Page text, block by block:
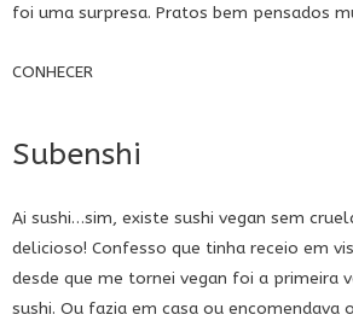
foi uma surpresa. Pratos bem pensados
CONHECER
Subenshi
Ai sushi…sim, existe sushi vegan sem
delicioso! Confesso que tinha receio em
desde que me tornei vegan foi a primeira
sushi. Ou fazia em casa ou encomendava